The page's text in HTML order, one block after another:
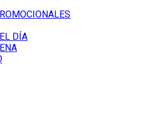
DÍA